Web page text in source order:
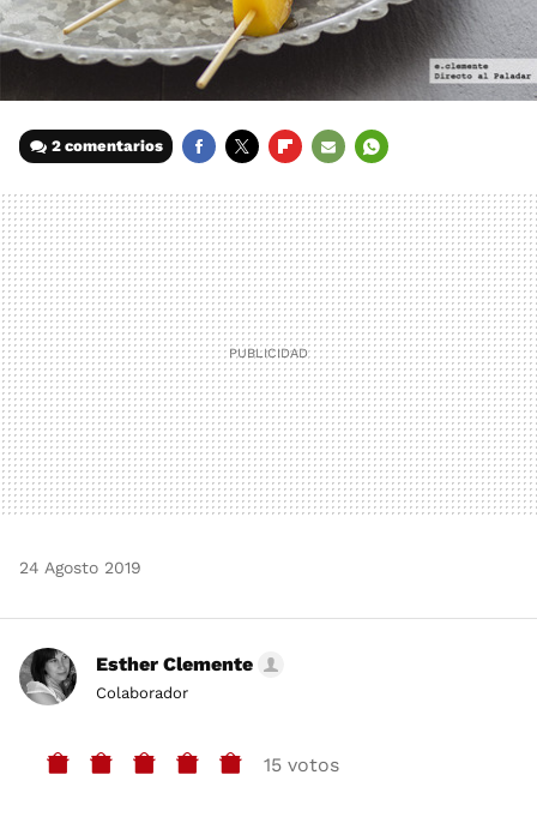
2 comentarios
MAIL
24 Agosto 2019
Esther Clemente
Colaborador
15 votos